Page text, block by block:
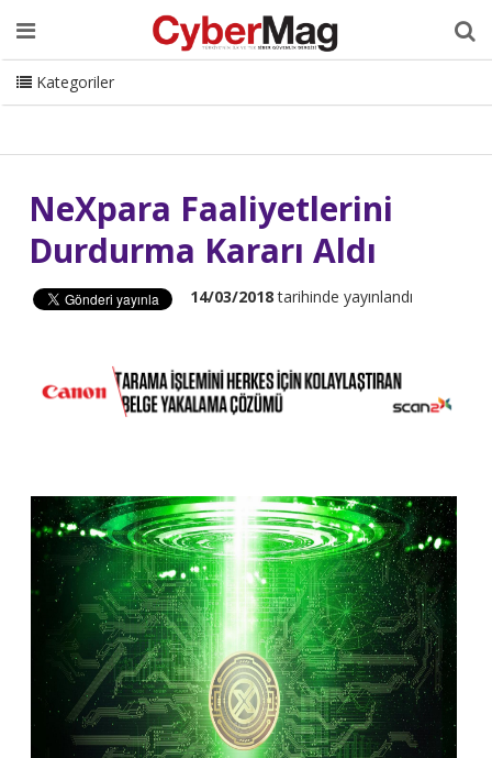
Ana Sayfa Hakkımızda Dergi Editörden
Danışmanlık
ISC Turkey Sizden Gelenler
İletişim
CyberMag Logo
Kategoriler
NeXpara Faaliyetlerini
Durdurma Kararı Aldı
14/03/2018tarihinde yayınlandı